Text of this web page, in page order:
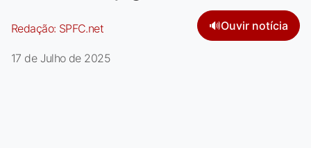
Redação: SPFC.net 🔊Ouvir notícia
17 de Julho de 2025